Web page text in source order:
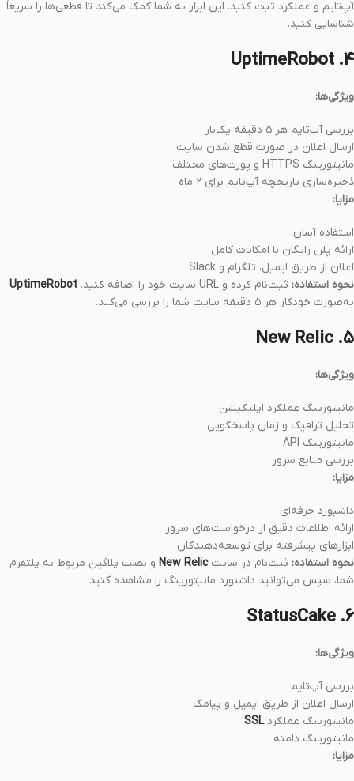
آپ‌تایم و عملکرد ثبت کنید. این ابزار به شما کمک می‌کند تا قطعی‌ها را سریعاً
شناسایی کنید.
۴. UptimeRobot
ویژگی‌ها:
بررسی آپ‌تایم هر ۵ دقیقه یک‌بار
ارسال اعلان در صورت قطع شدن سایت
مانیتورینگ HTTPS و پورت‌های مختلف
ذخیره‌سازی تاریخچه آپ‌تایم برای ۲ ماه
مزایا:
استفاده آسان
ارائه پلن رایگان با امکانات کامل
اعلان از طریق ایمیل، تلگرام و Slack
نحوه استفاده: ثبت‌نام کرده و URL سایت خود را اضافه کنید.
UptimeRobot
به‌صورت خودکار هر ۵ دقیقه سایت شما را بررسی می‌کند.
۵. New Relic
ویژگی‌ها:
مانیتورینگ عملکرد اپلیکیشن
تحلیل ترافیک و زمان پاسخگویی
مانیتورینگ API
بررسی منابع سرور
مزایا:
داشبورد حرفه‌ای
ارائه اطلاعات دقیق از درخواست‌های سرور
ابزارهای پیشرفته برای توسعه‌دهندگان
نحوه استفاده: ثبت‌نام در سایتNew Relic و نصب پلاگین مربوط به پلتفرم
شما، سپس می‌توانید داشبورد مانیتورینگ را مشاهده کنید.
۶. StatusCake
ویژگی‌ها:
بررسی آپ‌تایم
ارسال اعلان از طریق ایمیل و پیامک
مانیتورینگ عملکردSSL
مانیتورینگ دامنه
مزایا: